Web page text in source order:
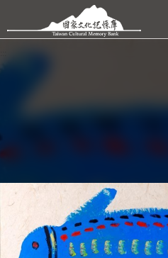
跳到主要內容區塊